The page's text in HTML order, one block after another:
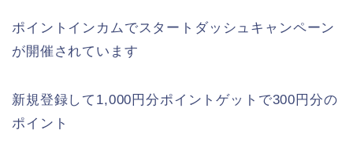
ポイントインカムでスタートダッシュキャンペーン
が開催されています
新規登録して1,000円分ポイントゲットで300円分の
ポイント